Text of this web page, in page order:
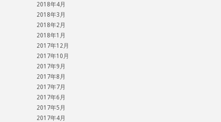
2018年4月
2018年3月
2018年2月
2018年1月
2017年12月
2017年10月
2017年9月
2017年8月
2017年7月
2017年6月
2017年5月
2017年4月